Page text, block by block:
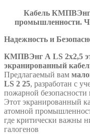
Кабель
промышленности.
Надежность и
КМПВЭнг А LS 2х2,5
экранированный
Предлагаемый вам
LS 2 25, разработан с
пожарной
Этот экранированный
атомной
где критически важны
галогенов